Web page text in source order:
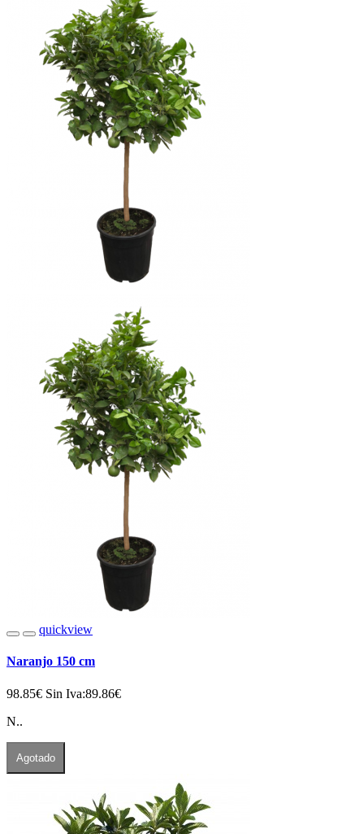
quickview
Naranjo 150 cm
98.85€ Sin Iva:89.86€
N..
Agotado